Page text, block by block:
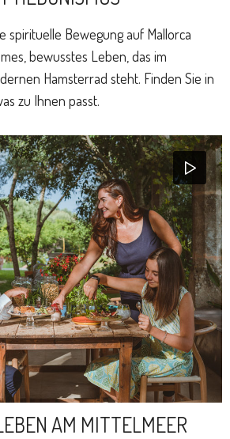
spirituelle Bewegung auf Mallorca
bewusstes Leben, das im
Hamsterrad steht. Finden Sie in
zu Ihnen passt.
AM MITTELMEER